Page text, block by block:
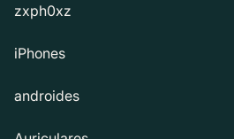
zxph0xz
iPhones
androides